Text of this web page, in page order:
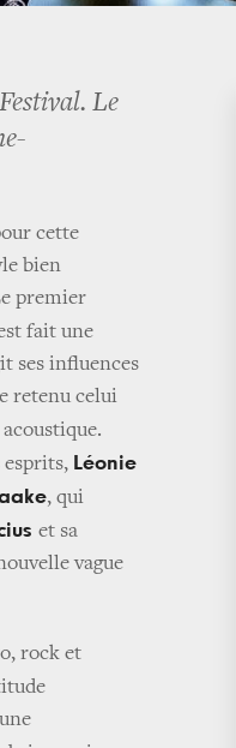
Le
cette
bien
premier
fait une
ses influences
retenu celui
esprits, Léonie
, qui
et sa
vague
rock et